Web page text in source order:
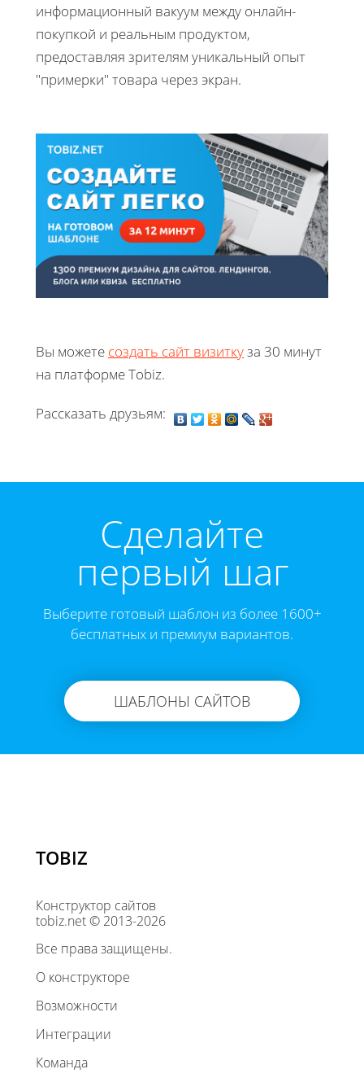
информационный вакуум между онлайн-
покупкой и реальным продуктом,
предоставляя зрителям уникальный опыт
"примерки" товара через экран.
Вы можете создать сайт визиткуза 30 минут
на платформе Tobiz.
Рассказать друзьям:
Cделайте
первый шаг
Выберите готовый шаблон из более 1600+
бесплатных и премиум вариантов.
ШАБЛОНЫ САЙТОВ
TOBIZ
Конструктор сайтов
tobiz.net © 2013-2026
Все права защищены.
О конструкторе
Возможности
Интеграции
Команда